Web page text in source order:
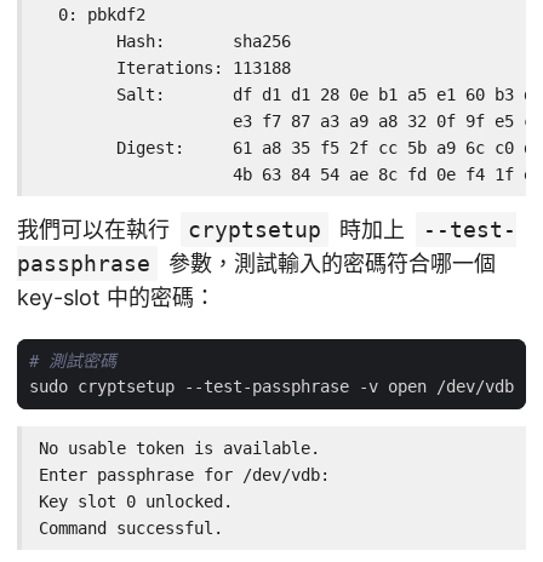
  0: pbkdf2
        Hash:       sha256
        Iterations: 113188
Salt:       df d1 d1 28 0e b1 a5 e1 60 b3
e3 f7 87 a3 a9 a8 32 0f 9f e5
Digest:     61 a8 35 f5 2f cc 5b a9 6c c0
4b 63 84 54 ae 8c fd 0e f4 1f
我們可以在執行 cryptsetup 時加上
--test-
passphrase
參數，測試輸入的密碼符合哪一個
key-slot 中的密碼：
# 測試密碼
No usable token is available.
Enter passphrase for /dev/vdb:
Key slot 0 unlocked.
Command successful.